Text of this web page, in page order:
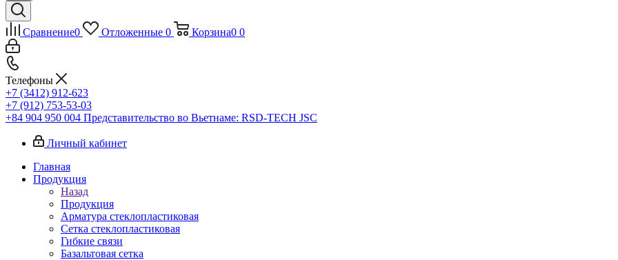
Сравнение0 Отложенные 0 Корзина0 0
Телефоны
+7 (3412) 912-623
+7 (912) 753-53-03
+84 904 950 004 Представительство во Вьетнаме: RSD-TECH JSC
Личный кабинет
Главная
Продукция
Назад
Продукция
Арматура стеклопластиковая
Сетка стеклопластиковая
Гибкие связи
Базальтовая сетка